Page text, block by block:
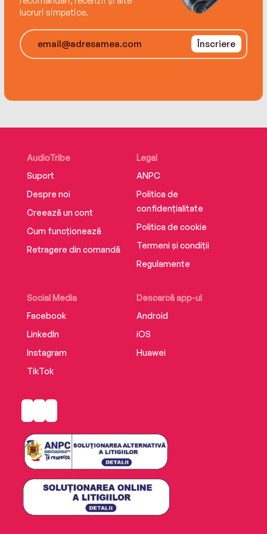
lucruri simpatice.
Înscriere
AudioTribe
Suport
Despre noi
Creează un cont
Cum funcționează
Retragere din comandă
Social Media
Facebook
LinkedIn
Instagram
TikTok
Descarcă app-ul
Android
iOS
Huawei
Legal
ANPC
Politica de
confidențialitate
Politica de cookie
Termeni și condiții
Regulamente